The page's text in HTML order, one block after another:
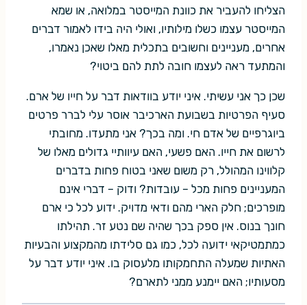
הצליחו להעביר את כוונת המייסטר במלואה, או שמא
המייסטר עצמו כשלו מילותיו, ואולי היה בידו לאמור דברים
אחרים, מעניינים וחשובים בתכלית מאלו שאכן נאמרו,
והמתעד ראה לעצמו חובה לתת להם ביטוי?
שכן כך אני עשיתי. איני יודע בוודאות דבר על חייו של ארם.
סעיף הפרטיות בשבועת הארכיבר אוסר עלי לברר פרטים
ביוגרפיים של אדם חי. ומה בכך? אני מתעדו. מחובתי
לרשום את חייו. האם פשעי, האם עיוותיי גדולים מאלו של
קלווינו המהולל, רק משום שאני בטוח פחות בדברים
המעניינים פחות מכל – עובדות? ודוק – דברי אינם
מופרכים; חלק הארי מהם ודאי מדויק. ידוע לכל כי ארם
חונך בנוס. אין ספק בכך שהיה שם נטע זר. תהילתו
כמתמטיקאי ידועה לכל, כמו גם סלידתו מהמקצוע והבעיות
האתיות שמעלה התחמקותו מלעסוק בו. איני יודע דבר על
מסעותיו; האם יימנע ממני לתארם?